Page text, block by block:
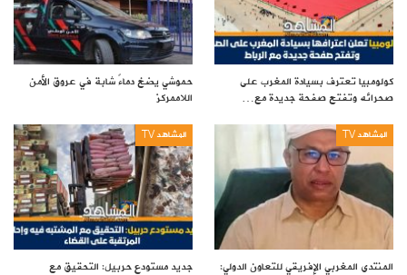
كولومبيا تعترف بسيادة المغرب على
صحرائه وتفتح صفحة جديدة مع…
حموشي يضخ دماءً شابة في عروق الأمن
اللاممركز
المشاهد TV
المنتدى المغربي الإفريقي للتعاون الدولي:
المشاهد TV
جديد مستودع حربيل: التحقيق مع